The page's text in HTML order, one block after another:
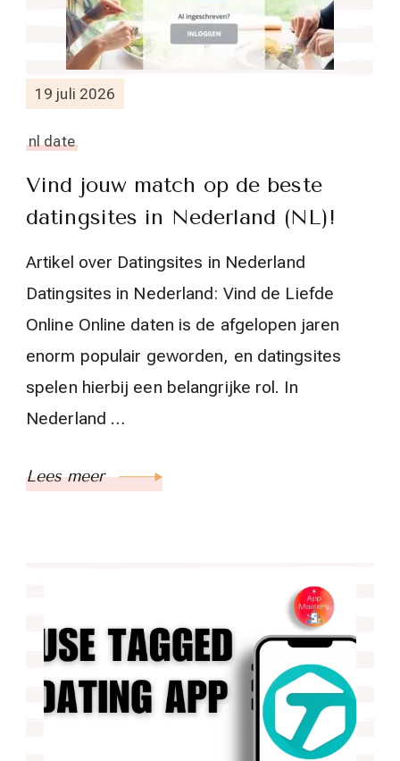
19 juli 2026
nl date
Vind jouw match op de beste
datingsites in Nederland (NL)!
Artikel over Datingsites in Nederland
Datingsites in Nederland: Vind de Liefde
Online Online daten is de afgelopen jaren
enorm populair geworden, en datingsites
spelen hierbij een belangrijke rol. In
Nederland …
Lees meer